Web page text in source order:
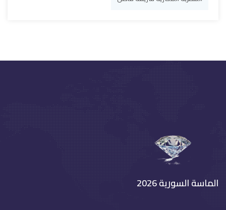
الماسة السورية 2026